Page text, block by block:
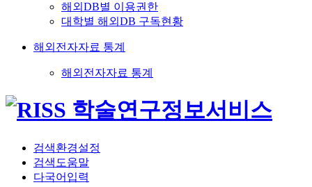
해외DB별 이용권한
대학별 해외DB 구독현황
해외전자자료 통계
해외전자자료 통계
검색환경설정
검색도움말
다국어입력